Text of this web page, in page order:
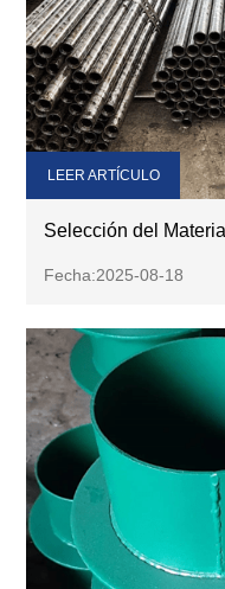
Selección del
Fecha:2025-08-18
LEER ARTÍCULO